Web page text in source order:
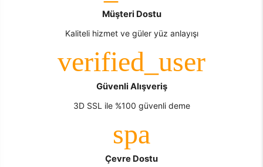
Müşteri Dostu
Kaliteli hizmet ve güler yüz anlayışı
Güvenli Alışveriş
3D SSL ile %100 güvenli deme
Çevre Dostu